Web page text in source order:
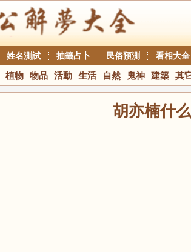
姓名測試 抽籤占卜 民俗預測 看相大全
植物 物品 活動 生活 自然 鬼神 建築 其
胡亦楠什